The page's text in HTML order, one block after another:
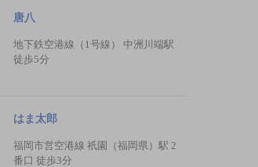
唐八
地下鉄空港線（1号線） 中洲川端駅
徒歩5分
はま太郎
福岡市営空港線 祇園（福岡県）駅 2
番口 徒歩3分